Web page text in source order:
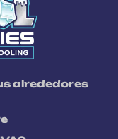
alrededores